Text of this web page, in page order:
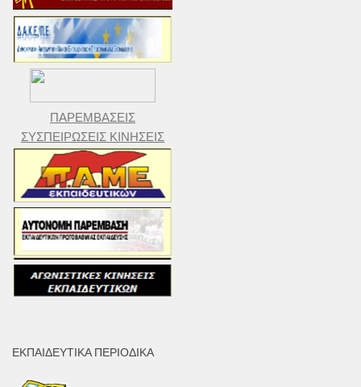
ΠΑΡΕΜΒΑΣΕΙΣ
ΣΥΣΠΕΙΡΩΣΕΙΣ ΚΙΝΗΣΕΙΣ
ΕΚΠΑΙΔΕΥΤΙΚΆ ΠΕΡΙΟΔΙΚΆ